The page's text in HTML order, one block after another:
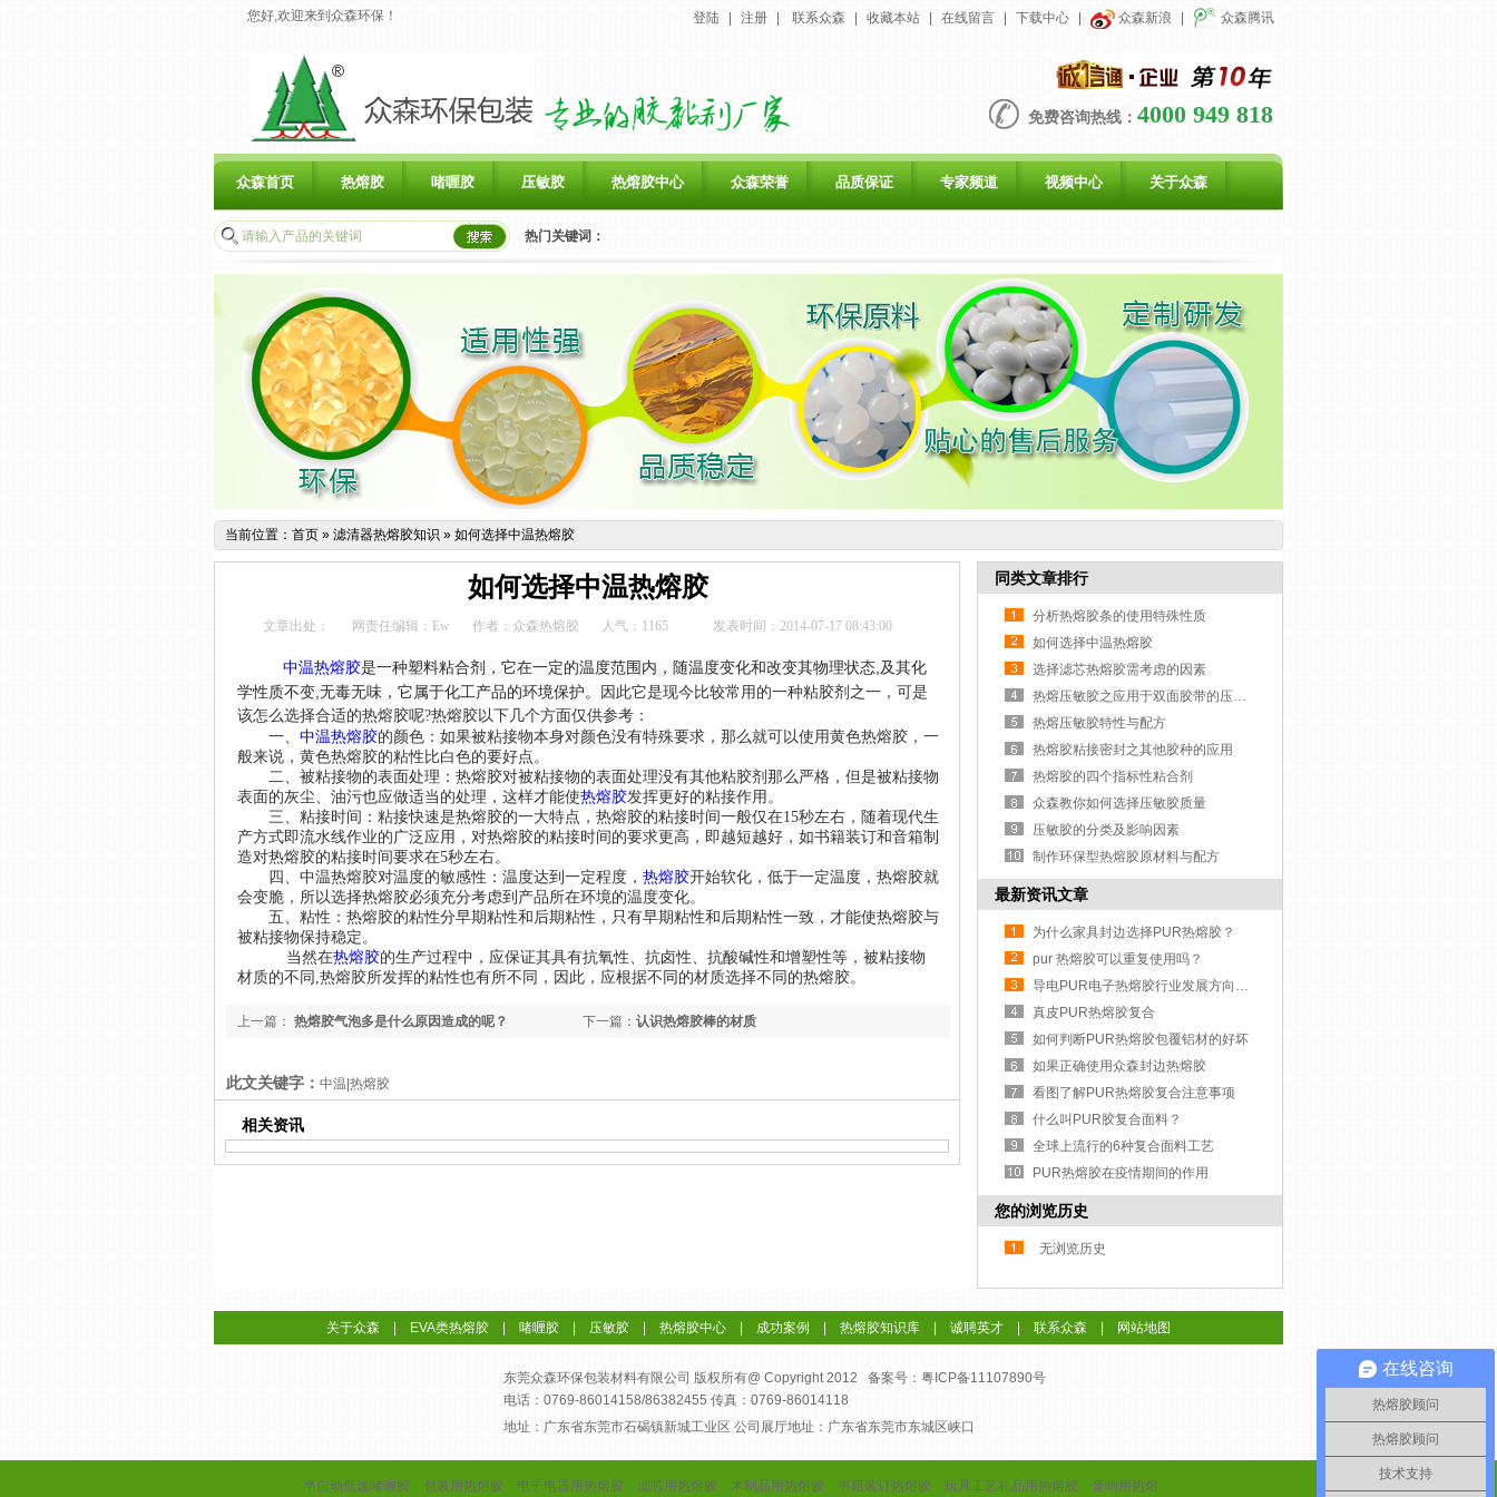
登陆 | 注册 | 联系众森 | 收藏本站 | 在线留言 | 下载中心 | 众森新浪 | 众森腾讯
您好,欢迎来到众森环保！
免费咨询热线： 4000 949 818
众森首页 热熔胶 啫喱胶 压敏胶 热熔胶中心 众森荣誉 品质保证 专家频道 视频中心 关于众森
联系众森 热门关键词：
当前位置： 首页 » 滤清器热熔胶知识 » 如何选择中温热熔胶
如何选择中温热熔胶
文章出处： 网责任编辑：Ew 作者：众森热熔胶 人气： 1165 发表时间：2014-07-17 08:43:00
中温热熔胶是一种塑料粘合剂 ， 它在一定的温度范围内 ，随温度变化和改变其物理状态 及其化
学性质不变 无毒无味 ， 它属于化工产品的环境保护。
因此它是现今比较常用的一种粘胶剂之一，可是
该怎么选择合适的热熔胶呢?热熔胶以下几个方面仅供参考：
一、 中温热熔胶的颜色：如果被粘接物本身对颜色没有特殊要求，那么就可以使用黄色热熔胶，一
般来说，黄色热熔胶的粘性比白色的要好点。
二、被粘接物的表面处理：热熔胶对被粘接物的表面处理没有其他粘胶剂那么严格，但是被粘接物
表面的灰尘、油污也应做适当的处理，这样才能使热熔胶发挥更好的粘接作用。
三、粘接时间：粘接快速是热熔胶的一大特点，热熔胶的粘接时间一般仅在15秒左右，随着现代生
产方式即流水线作业的广泛应用，对热熔胶的粘接时间的要求更高，即越短越好，如书籍装订和音箱制
造对热熔胶的粘接时间要求在5秒左右。
四、中温热熔胶对温度的敏感性：温度达到一定程度， 热熔胶开始软化，低于一定温度，热熔胶就
会变脆，所以选择热熔胶必须充分考虑到产品所在环境的温度变化。
五、粘性：热熔胶的粘性分早期粘性和后期粘性，只有早期粘性和后期粘性一致，才能使热熔胶与
被粘接物保持稳定。
当然在热熔胶的生产过程中，应保证其具有抗氧性、抗卤性、抗酸碱性和增塑性等，被粘接物
材质的不同 ,热熔胶所发挥的粘性也有所不同，因此，应根据不同的材质选择不同的热熔胶。
下一篇： 认识热熔胶棒的材质
上一篇： 热熔胶气泡多是什么原因造成的呢？
此文关键字： 中温|热熔胶
相关资讯
同类文章排行
分析热熔胶条的使用特殊性质
如何选择中温热熔胶
选择滤芯热熔胶需考虑的因素
热熔压敏胶之应用于双面胶带的压敏胶技术
热熔压敏胶特性与配方
热熔胶粘接密封之其他胶种的应用
热熔胶的四个指标性粘合剂
众森教你如何选择压敏胶质量
压敏胶的分类及影响因素
制作环保型热熔胶原材料与配方
最新资讯文章
为什么家具封边选择PUR热熔胶？
pur 热熔胶可以重复使用吗？
导电PUR电子热熔胶行业发展方向与挑战
真皮PUR热熔胶复合
如何判断PUR热熔胶包覆铝材的好坏
如果正确使用众森封边热熔胶
看图了解PUR热熔胶复合注意事项
什么叫PUR胶复合面料？
全球上流行的6种复合面料工艺
PUR热熔胶在疫情期间的作用
您的浏览历史
无浏览历史
关于众森 EVA类热熔胶 啫喱胶 压敏胶 热熔胶中心 成功案例 热熔胶知识库 诚聘英才 联系众森 网站地图
东莞众森环保包装材料有限公司 版权所有@ Copyright 2012 备案号： 粤ICP备11107890号
电话：0769-86014158/86382455 传真：0769-86014118
地址：广东省东莞市石碣镇新城工业区 公司展厅地址：广东省东莞市东城区峡口
半自动低速啫喱胶 包装用热熔胶 电子电器用热熔胶 滤芯用热熔胶 木制品用热熔胶 书籍装订热熔胶 玩具工艺礼品用热熔胶 音响用热熔
在线咨询
热熔胶顾问
热熔胶顾问
技术支持